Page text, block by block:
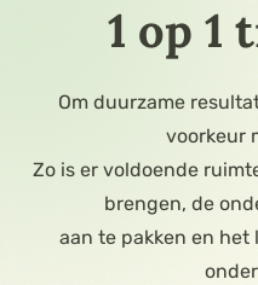
1 op 1
Om duurzame
voorkeur
Zo is er voldoende
brengen, de
aan te pakken en